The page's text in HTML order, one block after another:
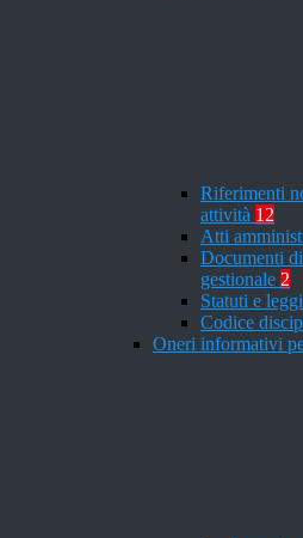
Riferimenti
attività 12
Atti
Documenti
gestionale 2
Statuti e
Codice
Oneri informativi